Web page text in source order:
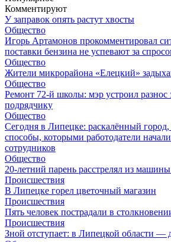
Комментируют
У заправок опять растут хвосты
Общество
Игорь Артамонов прокомментировал
поставки бензина не успевают за
Общество
Жители микрорайона «Елецкий»
Общество
Ремонт 72‑й школы: мэр устроил разнос
подрядчику
Общество
Сегодня в Липецке: раскалённый
способы, которыми работодатели
сотрудников
Общество
20-летний парень расстрелял из
Происшествия
В Липецке горел цветочный магазин
Происшествия
Пять человек пострадали в
Происшествия
Зной отступает: в Липецкой области —